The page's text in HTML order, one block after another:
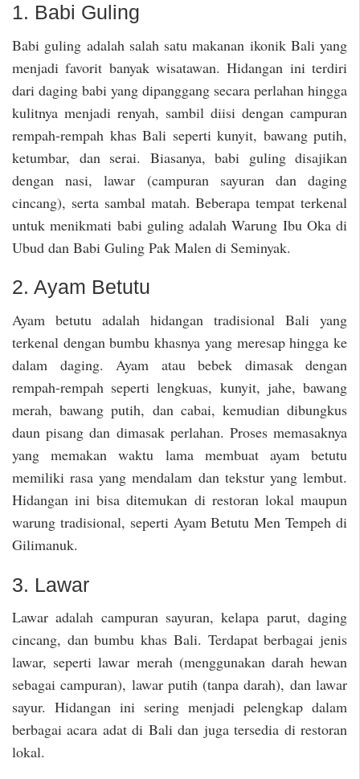
1. Babi Guling
Babi guling adalah salah satu makanan ikonik Bali yang
menjadi favorit banyak wisatawan. Hidangan ini terdiri
dari daging babi yang dipanggang secara perlahan hingga
kulitnya menjadi renyah, sambil diisi dengan campuran
rempah-rempah khas Bali seperti kunyit, bawang putih,
ketumbar, dan serai. Biasanya, babi guling disajikan
dengan nasi, lawar (campuran sayuran dan daging
cincang), serta sambal matah. Beberapa tempat terkenal
untuk menikmati babi guling adalah Warung Ibu Oka di
Ubud dan Babi Guling Pak Malen di Seminyak.
2. Ayam Betutu
Ayam betutu adalah hidangan tradisional Bali yang
terkenal dengan bumbu khasnya yang meresap hingga ke
dalam daging. Ayam atau bebek dimasak dengan
rempah-rempah seperti lengkuas, kunyit, jahe, bawang
merah, bawang putih, dan cabai, kemudian dibungkus
daun pisang dan dimasak perlahan. Proses memasaknya
yang memakan waktu lama membuat ayam betutu
memiliki rasa yang mendalam dan tekstur yang lembut.
Hidangan ini bisa ditemukan di restoran lokal maupun
warung tradisional, seperti Ayam Betutu Men Tempeh di
Gilimanuk.
3. Lawar
Lawar adalah campuran sayuran, kelapa parut, daging
cincang, dan bumbu khas Bali. Terdapat berbagai jenis
lawar, seperti lawar merah (menggunakan darah hewan
sebagai campuran), lawar putih (tanpa darah), dan lawar
sayur. Hidangan ini sering menjadi pelengkap dalam
berbagai acara adat di Bali dan juga tersedia di restoran
lokal.